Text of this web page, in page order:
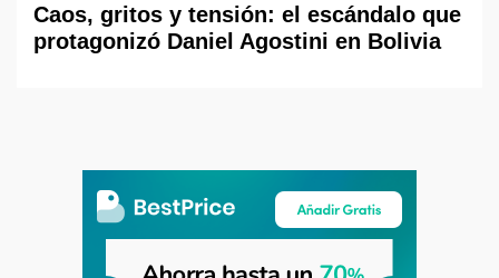
Caos, gritos y tensión: el escándalo que
protagonizó Daniel Agostini en Bolivia